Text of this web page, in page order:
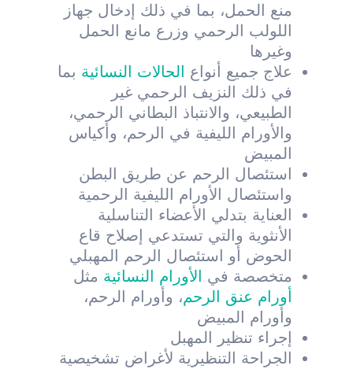
منع الحمل، بما في ذلك إدخال جهاز
اللولب الرحمي وزرع مانع الحمل
وغيرها
علاج جميع أنواع
الحالات النسائية بما
في ذلك النزيف الرحمي غير
الطبيعي، والانتباذ البطاني الرحمي،
والأورام الليفية في الرحم، وأكياس
المبيض
استئصال الرحم عن طريق البطن
واستئصال الأورام الليفية الرحمية
العناية بتدلي الأعضاء التناسلية
الأنثوية والتي تستدعي إصلاح قاع
الحوض أو استئصال الرحم المهبلي
متخصصة في
الأورام النسائية مثل
أورام عنق الرحم، وأورام الرحم،
وأورام المبيض
إجراء تنظير المهبل
الجراحة التنظيرية لأغراض تشخيصية